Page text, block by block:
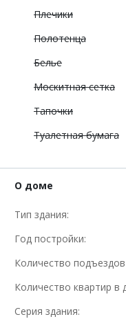
Плечики
Полотенца
Белье
Москитная сетка
Тапочки
Туалетная бумага
О доме
Тип здания:
Год постройки:
Количество
Количество квартир в
Серия здания: